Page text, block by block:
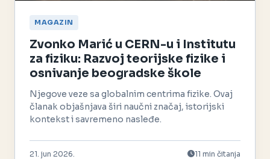
MAGAZIN
Zvonko Marić u CERN-u i Institutu
za fiziku: Razvoj teorijske fizike i
osnivanje beogradske škole
Njegove veze sa globalnim centrima fizike. Ovaj
članak objašnjava širi naučni značaj, istorijski
kontekst i savremeno nasleđe.
21. jun 2026. 11 min čitanja